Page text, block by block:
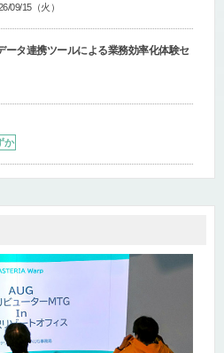
09/15（火）
ータ連携ツールによる業務効率化体験セ
か